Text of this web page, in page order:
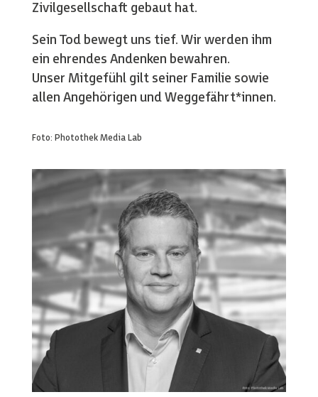
Zivilgesellschaft gebaut hat.
Sein Tod bewegt uns tief. Wir werden ihm
ein ehrendes Andenken bewahren.
Unser Mitgefühl gilt seiner Familie sowie
allen Angehörigen und Weggefährt*innen.
Foto: Photothek Media Lab